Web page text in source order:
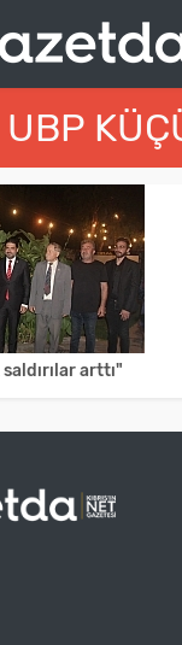
UBP
arttı"